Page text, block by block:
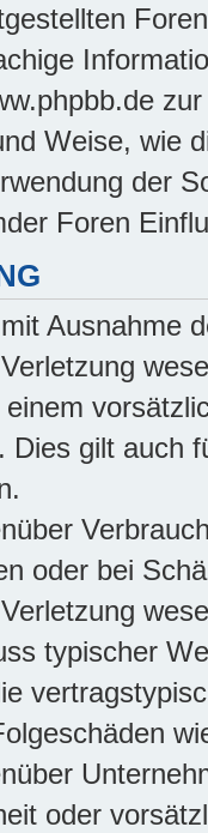
Weise, wie
der
Foren
Ausnahme
Dies gilt auch
oder bei
typischer
oder